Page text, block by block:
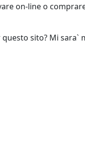
on-line o
sito? Mi sara`